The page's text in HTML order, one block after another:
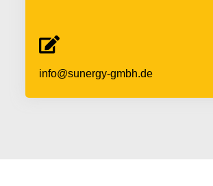
info@sunergy-gmbh.de